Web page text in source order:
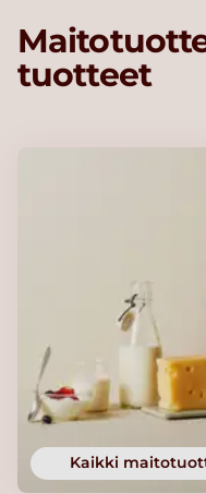
tuotteet
Kaikki